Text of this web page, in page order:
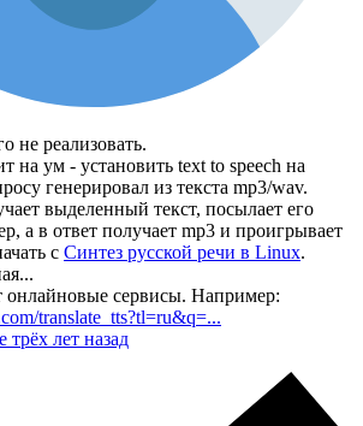
не реализовать.
на ум - установить text to speech на
генерировал из текста mp3/wav.
выделенный текст, посылает его
а в ответ получает mp3 и проигрывает
с Синтез русской речи в Linux.
сервисы. Например:
translate_tts?tl=ru&q=...
трёх лет назад